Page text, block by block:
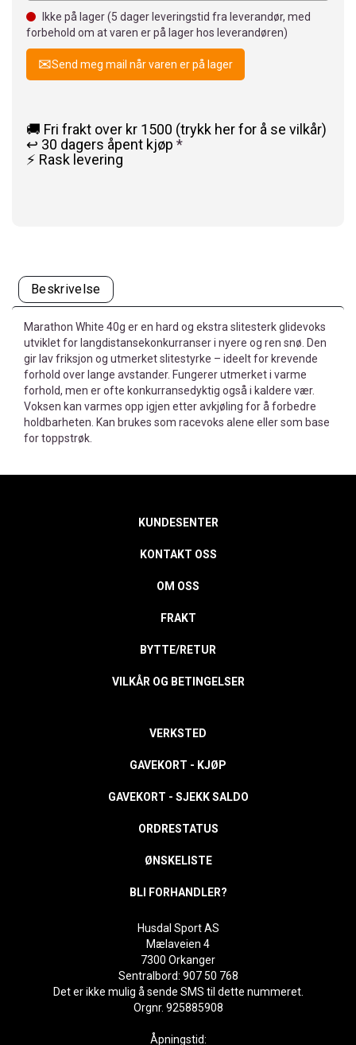
Ikke på lager (5 dager leveringstid fra leverandør, med
forbehold om at varen er på lager hos leverandøren)
Send meg mail når varen er på lager
🚚 Fri frakt over kr 1500 (trykk her for å se vilkår)
↩️ 30 dagers åpent kjøp *
⚡ Rask levering
Beskrivelse
Marathon White 40g er en hard og ekstra slitesterk glidevoks
utviklet for langdistansekonkurranser i nyere og ren snø. Den
gir lav friksjon og utmerket slitestyrke – ideelt for krevende
forhold over lange avstander. Fungerer utmerket i varme
forhold, men er ofte konkurransedyktig også i kaldere vær.
Voksen kan varmes opp igjen etter avkjøling for å forbedre
holdbarheten. Kan brukes som racevoks alene eller som base
for toppstrøk.
KUNDESENTER
KONTAKT OSS
OM OSS
FRAKT
BYTTE/RETUR
VILKÅR OG BETINGELSER
VERKSTED
GAVEKORT - KJØP
GAVEKORT - SJEKK SALDO
ORDRESTATUS
ØNSKELISTE
BLI FORHANDLER?
Husdal Sport AS
Mælaveien 4
7300 Orkanger
Sentralbord: 907 50 768
Det er ikke mulig å sende SMS til dette nummeret.
Orgnr. 925885908
Åpningstid: